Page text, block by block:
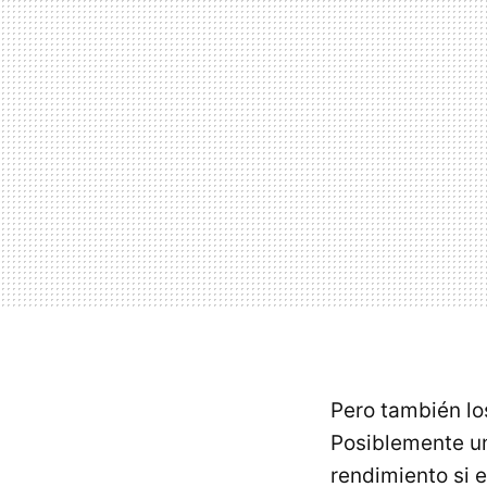
Pero también
Posiblemente
rendimiento si